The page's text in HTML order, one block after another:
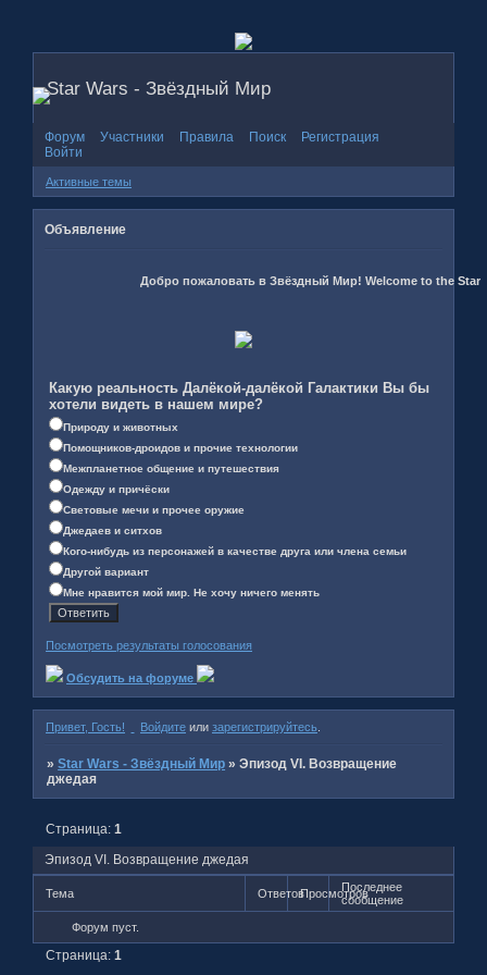
Star Wars - Звёздный Мир
Форум Участники Правила Поиск
Регистрация
Войти
Активные темы
Объявление
Добро пожаловать в Звёздный Мир! Welcome to the Star
Какую реальность Далёкой-далёкой Галактики Вы бы
хотели видеть в нашем мире?
Природу и животных
Помощников-дроидов и прочие технологии
Межпланетное общение и путешествия
Одежду и причёски
Световые мечи и прочее оружие
Джедаев и ситхов
Кого-нибудь из персонажей в качестве друга или члена семьи
Другой вариант
Мне нравится мой мир. Не хочу ничего менять
Посмотреть результаты голосования
Обсудить на форуме
Привет, Гость! Войдите или зарегистрируйтесь
»Star Wars - Звёздный Мир »Эпизод VI. Возвращение
джедая
Эпизод VI. Возвращение джедая
Страница:1
Тема ОтветовПросмотровПоследнее
сообщение
Форум пуст.
Страница:1